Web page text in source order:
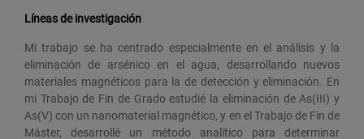
Líneas de investigación
Mi trabajo se ha centrado especialmente en el análisis y la
eliminación de arsénico en el agua, desarrollando nuevos
materiales magnéticos para la de detección y eliminación. En
mi Trabajo de Fin de Grado estudié la eliminación de As(III) y
As(V) con un nanomaterial magnético, y en el Trabajo de Fin de
Máster, desarrollé un método analítico para determinar